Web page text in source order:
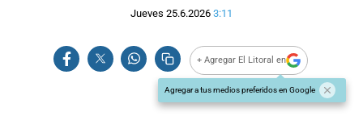
Jueves 25.6.2026 3:11
+ Agregar El Litoral en
Agregar a tus medios preferidos en Google